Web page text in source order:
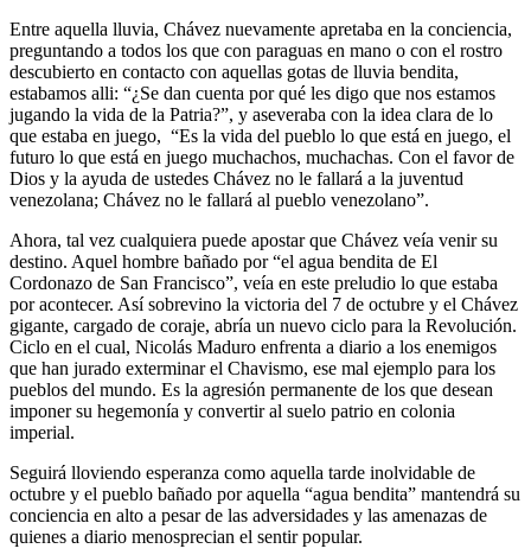
Entre aquella lluvia, Chávez nuevamente apretaba en la conciencia,
preguntando a todos los que con paraguas en mano o con el rostro
descubierto en contacto con aquellas gotas de lluvia bendita,
estabamos alli: “¿Se dan cuenta por qué les digo que nos estamos
jugando la vida de la Patria?”, y aseveraba con la idea clara de lo
que estaba en juego, “Es la vida del pueblo lo que está en juego, el
futuro lo que está en juego muchachos, muchachas. Con el favor de
Dios y la ayuda de ustedes Chávez no le fallará a la juventud
venezolana; Chávez no le fallará al pueblo venezolano”.
Ahora, tal vez cualquiera puede apostar que Chávez veía venir su
destino. Aquel hombre bañado por “el agua bendita de El
Cordonazo de San Francisco”, veía en este preludio lo que estaba
por acontecer. Así sobrevino la victoria del 7 de octubre y el Chávez
gigante, cargado de coraje, abría un nuevo ciclo para la Revolución.
Ciclo en el cual, Nicolás Maduro enfrenta a diario a los enemigos
que han jurado exterminar el Chavismo, ese mal ejemplo para los
pueblos del mundo. Es la agresión permanente de los que desean
imponer su hegemonía y convertir al suelo patrio en colonia
imperial.
Seguirá lloviendo esperanza como aquella tarde inolvidable de
octubre y el pueblo bañado por aquella “agua bendita” mantendrá su
conciencia en alto a pesar de las adversidades y las amenazas de
quienes a diario menosprecian el sentir popular.